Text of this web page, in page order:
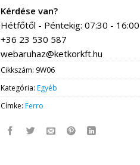
Kérdése van?
Hétfőtől - Péntekig: 07:30 - 16:00
+36 23 530 587
webaruhaz@ketkorkft.hu
Cikkszám: 9W06
Kategória:Egyéb
Címke:Ferro